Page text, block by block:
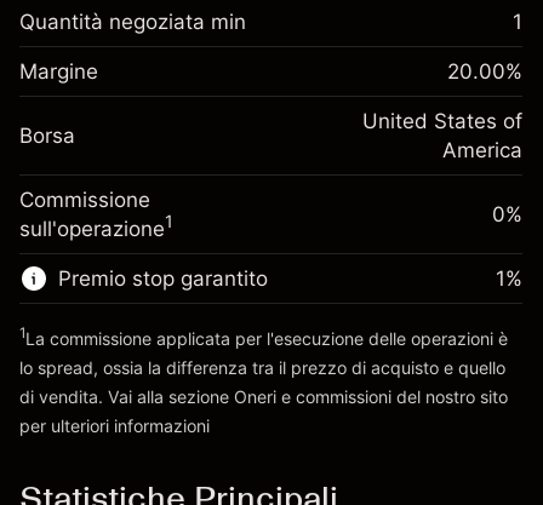
Adeguamento
finanziamento overnight
Oneri per l'intero valore della
posizione
%
(-$1.08)
Dimensione dell'operazione a leva
Denaro da leva ~
Vai alla piattaforma
Margine. Il tuo
investimento
$1,000.00
Oneri per l'intero valore della
posizione
-0.000654
%
Dimensione dell'operazione a leva
~$5,000.00
Denaro da leva ~
Vai alla piattaforma
Quantità negoziata min 1
Margine 20.00%
Borsa
United States of
America
Commissione
sull'operazione1 0%
Premio stop garantito 1%
1La commissione applicata per l'esecuzione delle operazioni è
lo spread, ossia la differenza tra il prezzo di acquisto e quello
di vendita. Vai alla sezione Oneri e commissioni del nostro sito
per ulteriori informazioni